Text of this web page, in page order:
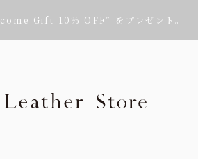
Gift 10% OFF” をプレゼント。